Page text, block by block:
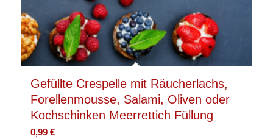
Gefüllte Crespelle mit Räucherlachs,
Forellenmousse, Salami, Oliven oder
Kochschinken Meerrettich Füllung
0,99 €